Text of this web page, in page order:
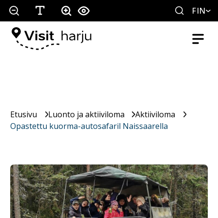
FIN
Etusivu Luonto ja aktiiviloma
Aktiiviloma
Opastettu kuorma-autosafaril Naissaarella